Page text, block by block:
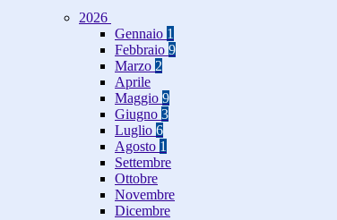
2026
Gennaio 1
Febbraio 9
Marzo 2
Aprile
Maggio 9
Giugno 3
Luglio 6
Agosto 1
Settembre
Ottobre
Novembre
Dicembre